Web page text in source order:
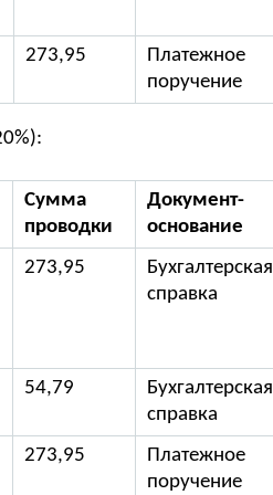
273,95
Платежное
поручение
Сумма
проводки
Документ-
основание
273,95
Бухгалтерская
справка
54,79
Бухгалтерская
справка
273,95
Платежное
поручение